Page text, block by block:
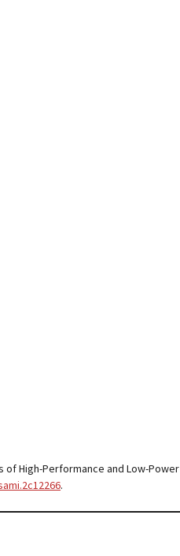
of High-Performance and Low-Power
.